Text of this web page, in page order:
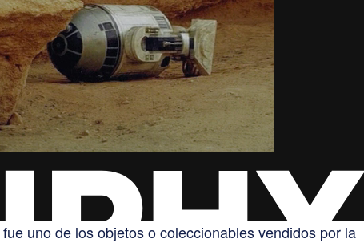
fue uno de los objetos o coleccionables vendidos por la